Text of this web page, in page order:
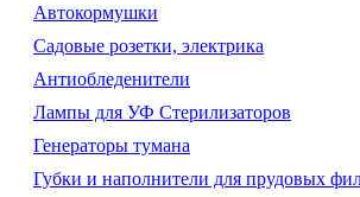
Автокормушки
Садовые розетки, электрика
Антиобледенители
Лампы для УФ Стерилизаторов
Генераторы тумана
Губки и наполнители для прудовых